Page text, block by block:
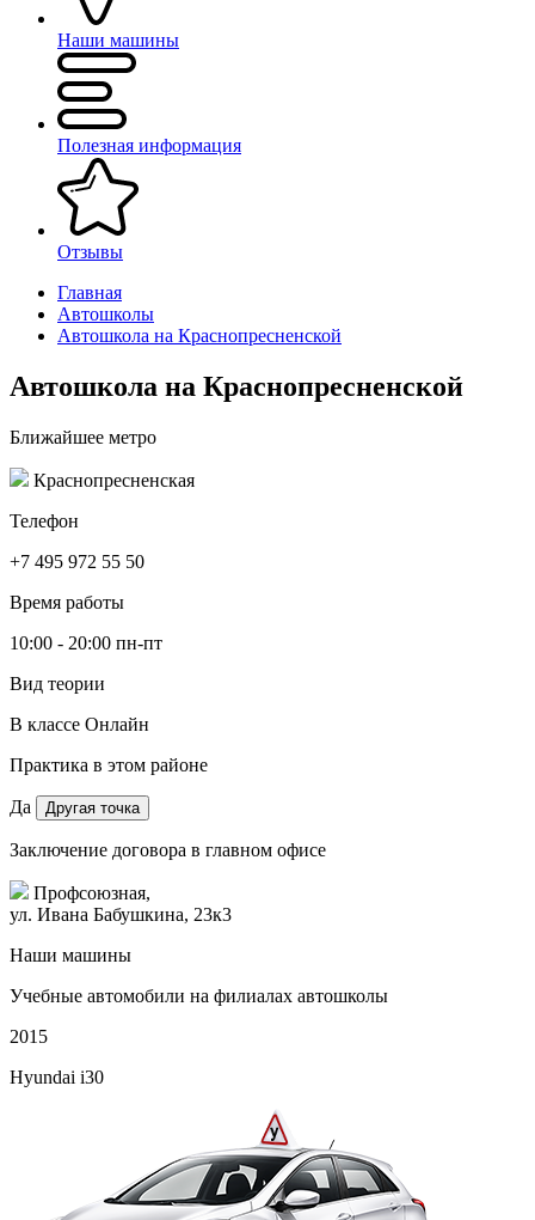
Наши машины
Полезная информация
Отзывы
Главная
Автошколы
Автошкола на Краснопресненской
Автошкола на Краснопресненской
Ближайшее метро
Краснопресненская
Телефон
+7 495 972 55 50
Время работы
10:00 - 20:00 пн-пт
Вид теории
В классе Онлайн
Практика в этом районе
Да Другая точка
Заключение договора в главном офисе
Профсоюзная,
ул. Ивана Бабушкина, 23к3
Наши машины
Учебные автомобили на филиалах автошколы
2015
Hyundai i30